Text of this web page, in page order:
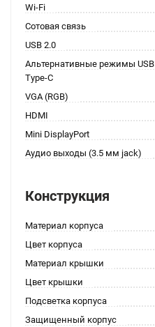
Wi-Fi
Сотовая связь
USB 2.0
Альтернативные режимы USB
Type-C
VGA (RGB)
HDMI
Mini DisplayPort
Аудио выходы (3.5 мм jack)
Конструкция
Материал корпуса
Цвет корпуса
Материал крышки
Цвет крышки
Подсветка корпуса
Защищенный корпус